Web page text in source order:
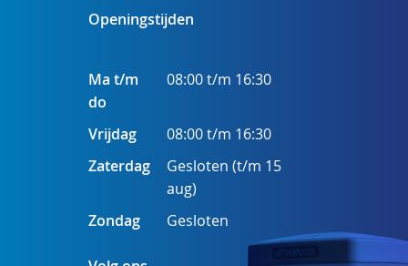
Openingstijden
Ma t/m
do
08:00 t/m 16:30
Vrijdag
08:00 t/m 16:30
Zaterdag
Gesloten (t/m 15
aug)
Zondag
Gesloten